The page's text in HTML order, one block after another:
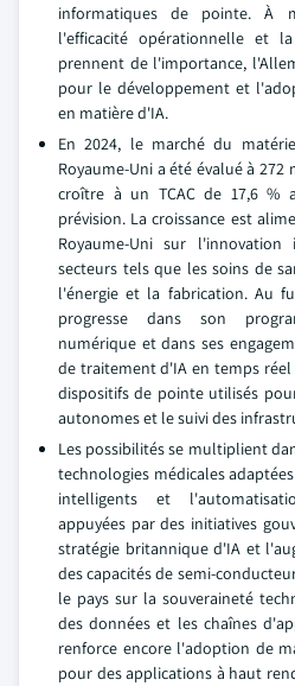
informatiques de pointe. À
l'efficacité opérationnelle et
prennent de l'importance,
pour le développement et
en matière d'IA.
En 2024, le marché du
Royaume-Uni a été évalué à
croître à un TCAC de 17,6 %
prévision. La croissance est
Royaume-Uni sur
secteurs tels que les soins de
l'énergie et la fabrication. Au
progresse dans son
numérique et dans ses
de traitement d'IA en temps réel
dispositifs de pointe utilisés
autonomes et le suivi des
Les possibilités se multiplient
technologies médicales
intelligents et
appuyées par des initiatives
stratégie britannique d'IA et
des capacités de semi-
le pays sur la souveraineté
des données et les chaînes
renforce encore l'adoption de
pour des applications à haut